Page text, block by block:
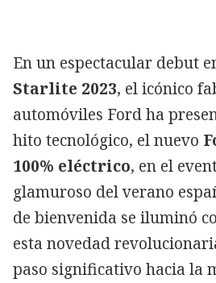
En un espectacular debut
Starlite 2023, el icónico
automóviles Ford ha
hito tecnológico, el nuevo
100% eléctrico, en el
glamuroso del verano
de bienvenida se iluminó
esta novedad
paso significativo hacia la